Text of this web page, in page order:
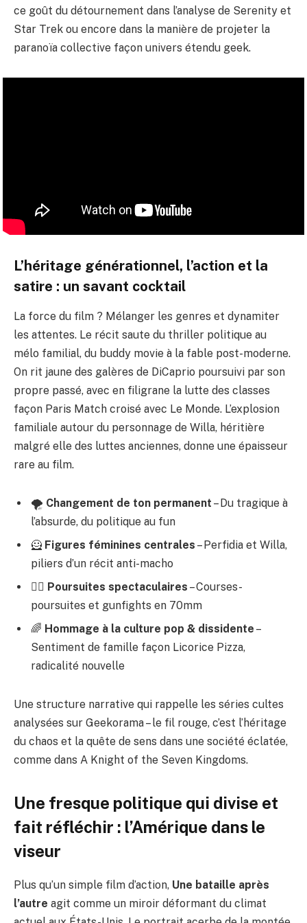
ce goût du détournement dans l’analyse de Serenity et
Star Trek ou encore dans la manière de projeter la
paranoïa collective façon univers étendu geek.
L’héritage générationnel, l’action et la
satire : un savant cocktail
La force du film ? Mélanger les genres et dynamiter
les attentes. Le récit saute du thriller politique au
mélo familial, du buddy movie à la fable post-moderne.
On rit jaune des galères de DiCaprio poursuivi par son
propre passé, avec en filigrane la lutte des classes
façon Paris Match croisé avec Le Monde. L’explosion
familiale autour du personnage de Willa, héritière
malgré elle des luttes anciennes, donne une épaisseur
rare au film.
🌪️ Changement de ton permanent – Du tragique à
l’absurde, du politique au fun
🦸 Figures féminines centrales – Perfidia et Willa,
piliers d’un récit anti-macho
🏃‍♀️ Poursuites spectaculaires – Courses-
poursuites et gunfights en 70mm
🌈 Hommage à la culture pop & dissidente –
Sentiment de famille façon Licorice Pizza,
radicalité nouvelle
Une structure narrative qui rappelle les séries cultes
analysées sur Geekorama – le fil rouge, c’est l’héritage
du chaos et la quête de sens dans une société éclatée,
comme dans A Knight of the Seven Kingdoms.
Une fresque politique qui divise et
fait réfléchir : l’Amérique dans le
viseur
Plus qu’un simple film d’action, Une bataille après
l’autre agit comme un miroir déformant du climat